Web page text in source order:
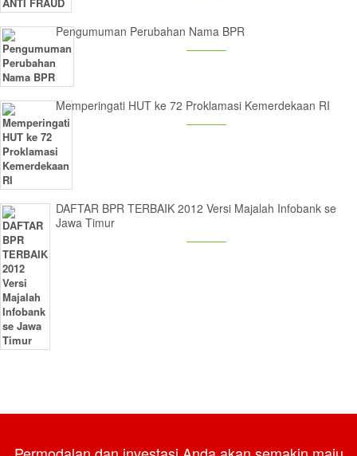
Pengumuman Perubahan Nama BPR
Memperingati HUT ke 72 Proklamasi Kemerdekaan RI
DAFTAR BPR TERBAIK 2012 Versi Majalah Infobank se
Jawa Timur